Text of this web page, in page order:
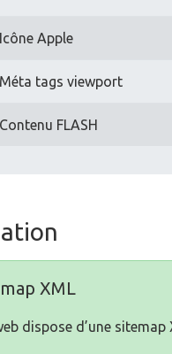
Icône Apple
Méta tags viewport
Contenu FLASH
XML
dispose d’une sitemap